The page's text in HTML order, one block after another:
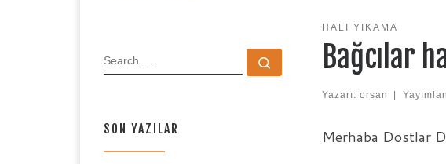
HALI YIKAMA
Bağcılar
Yazarı: orsan
Merhaba Dostlar
SEARCH Search …
SON YAZILAR